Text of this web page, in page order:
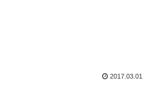
2017.03.01